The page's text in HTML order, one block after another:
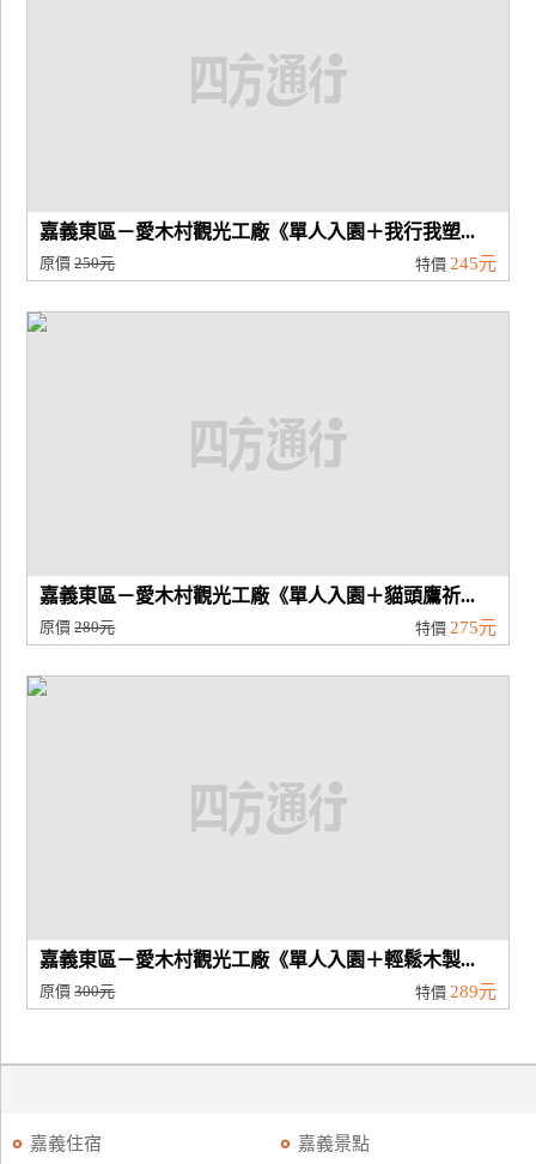
嘉義東區－愛木村觀光工廠《單人入園＋我行我塑...
原價250元 特價 245元
嘉義東區－愛木村觀光工廠《單人入園＋貓頭鷹祈...
原價280元 特價 275元
嘉義東區－愛木村觀光工廠《單人入園＋輕鬆木製...
原價300元 特價 289元
嘉義住宿 嘉義景點